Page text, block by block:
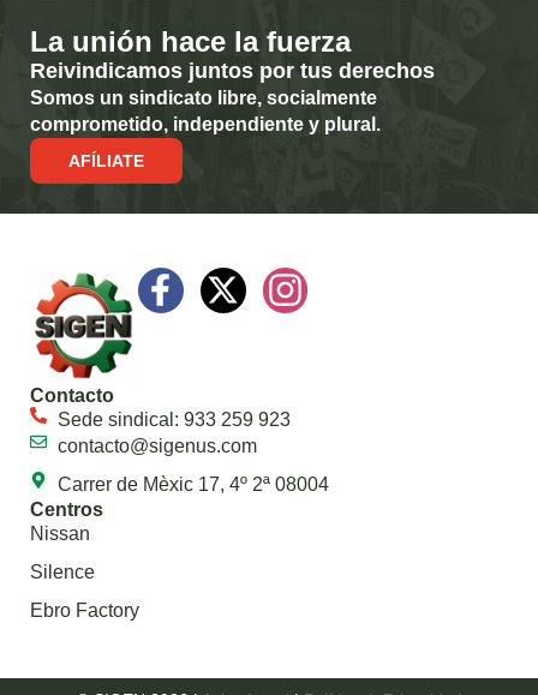
La unión hace la fuerza
Reivindicamos juntos por tus derechos
Somos un sindicato libre, socialmente
comprometido, independiente y plural.
AFÍLIATE
Contacto
Sede sindical: 933 259 923
contacto@sigenus.com
Carrer de Mèxic 17, 4º 2ª 08004
Centros
Nissan
Silence
Ebro Factory